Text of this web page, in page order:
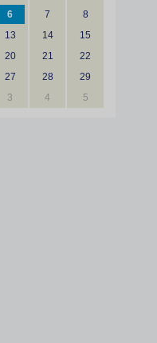
6 7
8
13 14
15
20 21
22
27 28
29
3 4 5